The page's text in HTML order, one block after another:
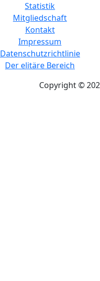
Statistik
Mitgliedschaft
Kontakt
Impressum
Datenschutzrichtlinie
Der elitäre Bereich
Copyright ©